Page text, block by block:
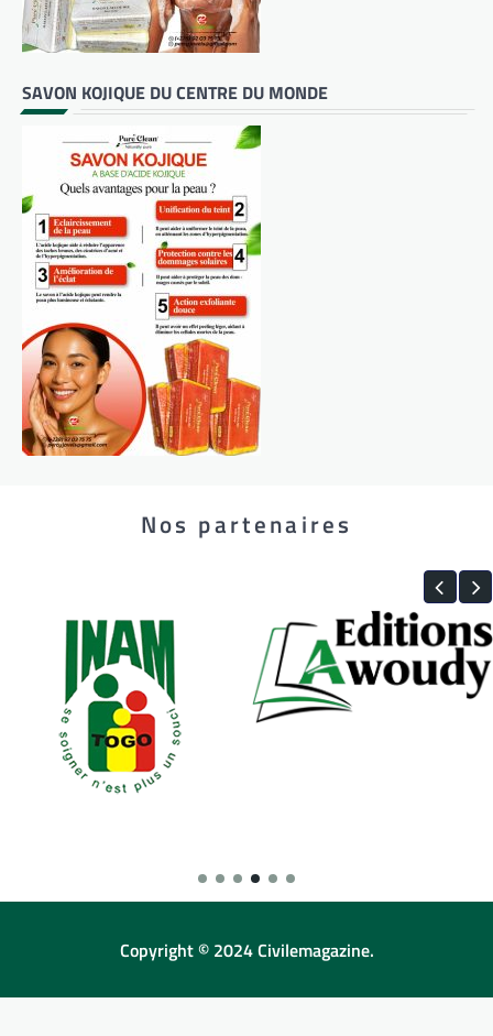
SAVON KOJIQUE DU CENTRE DU MONDE
Nos partenaires
Copyright © 2024 Civilemagazine.